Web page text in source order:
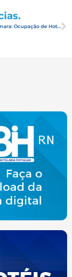
Notícias da Câmara: Ocupação de Hotéis em Natal